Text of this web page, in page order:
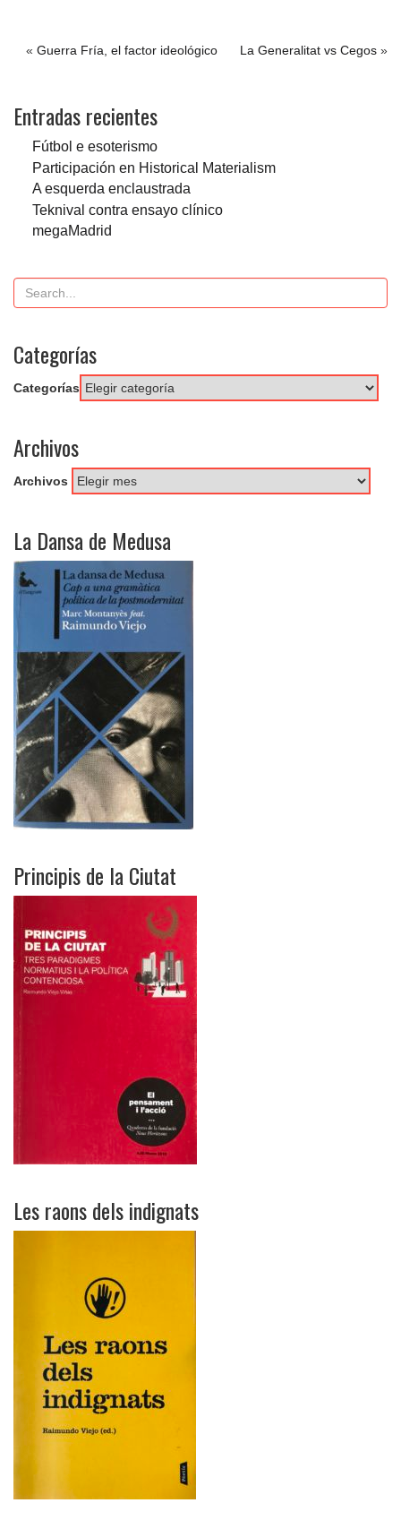
« Guerra Fría, el factor ideológico La Generalitat vs Cegos »
Entradas recientes
Fútbol e esoterismo
Participación en Historical Materialism
A esquerda enclaustrada
Teknival contra ensayo clínico
megaMadrid
Categorías
Categorías
Archivos
Archivos
La Dansa de Medusa
Principis de la Ciutat
Les raons dels indignats